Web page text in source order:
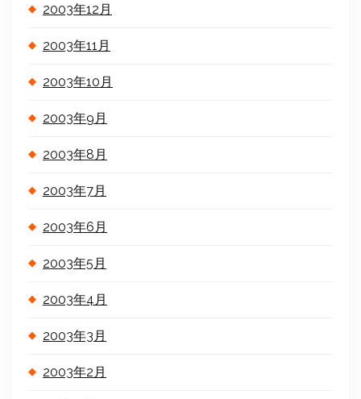
2003年12月
2003年11月
2003年10月
2003年9月
2003年8月
2003年7月
2003年6月
2003年5月
2003年4月
2003年3月
2003年2月